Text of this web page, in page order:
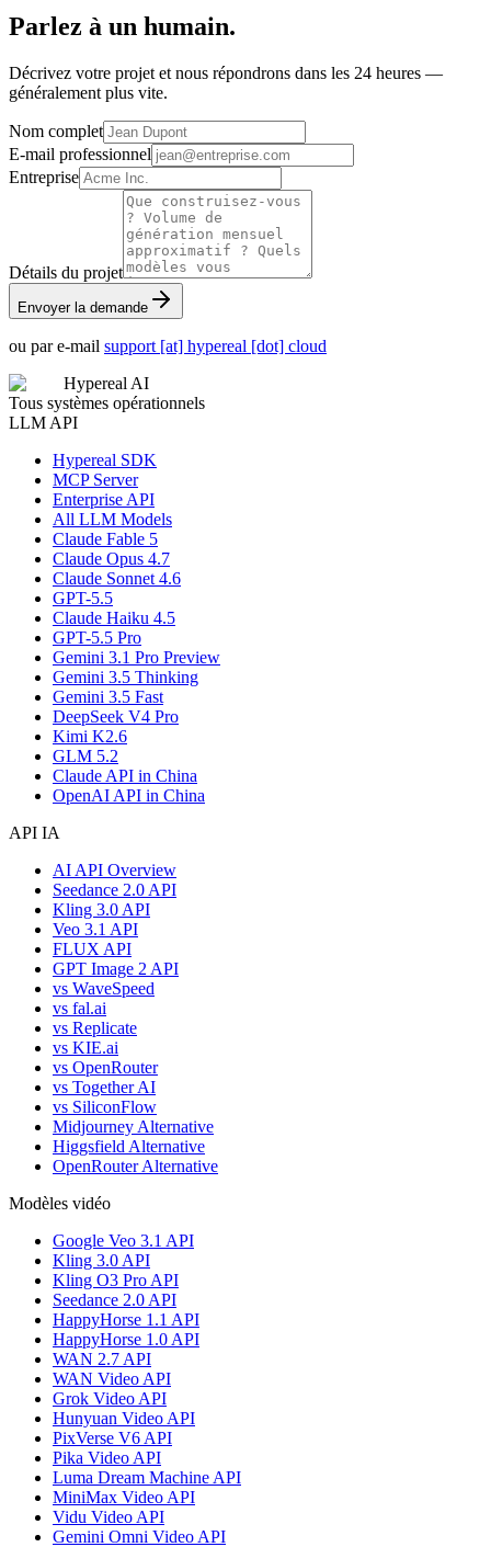
Parlez à un humain.
Décrivez votre projet et nous répondrons dans les 24 heures —
généralement plus vite.
Nom complet
E-mail professionnel
Entreprise
Détails du projet
Envoyer la demande
ou par e-mail support [at] hypereal [dot] cloud
Hypereal AI
Tous systèmes opérationnels
LLM API
Hypereal SDK
MCP Server
Enterprise API
All LLM Models
Claude Fable 5
Claude Opus 4.7
Claude Sonnet 4.6
GPT-5.5
Claude Haiku 4.5
GPT-5.5 Pro
Gemini 3.1 Pro Preview
Gemini 3.5 Thinking
Gemini 3.5 Fast
DeepSeek V4 Pro
Kimi K2.6
GLM 5.2
Claude API in China
OpenAI API in China
API IA
AI API Overview
Seedance 2.0 API
Kling 3.0 API
Veo 3.1 API
FLUX API
GPT Image 2 API
vs WaveSpeed
vs fal.ai
vs Replicate
vs KIE.ai
vs OpenRouter
vs Together AI
vs SiliconFlow
Midjourney Alternative
Higgsfield Alternative
OpenRouter Alternative
Modèles vidéo
Google Veo 3.1 API
Kling 3.0 API
Kling O3 Pro API
Seedance 2.0 API
HappyHorse 1.1 API
HappyHorse 1.0 API
WAN 2.7 API
WAN Video API
Grok Video API
Hunyuan Video API
PixVerse V6 API
Pika Video API
Luma Dream Machine API
MiniMax Video API
Vidu Video API
Gemini Omni Video API